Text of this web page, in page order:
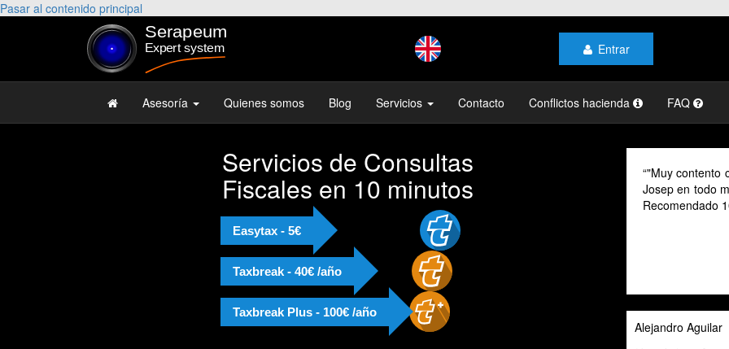
Pasar al contenido principal
Entrar
Asesoría Quienes somos Blog Servicios Contacto Conflictos hacienda FAQ
Servicios de Consultas
Fiscales en 10 minutos
Easytax - 5€
Taxbreak - 40€ /año
Taxbreak Plus - 100€ /año
"Muy contento con el profesionalismo y la atención de
Josep en todo momento, mi gestoría y la de mi familia.
Alejandro Aguilar